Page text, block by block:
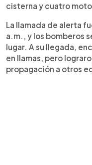
cisterna y cuatro
La llamada de alerta
a.m., y los bomberos
lugar. A su llegada,
en llamas, pero
propagación a otros